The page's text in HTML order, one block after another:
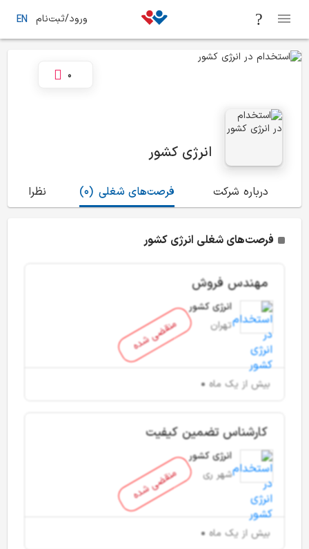
ورود/ثبت‌نام EN
انرژی کشور
0
درباره شرکت (0) فرصت‌های شغلی نظرات
فرصت‌های شغلی انرژی کشور
منقضی شده
مهندس فروش
انرژی کشور
تهران
بیش از یک ماه
منقضی شده
کارشناس تضمین کیفیت
انرژی کشور
شهر ری
بیش از یک ماه